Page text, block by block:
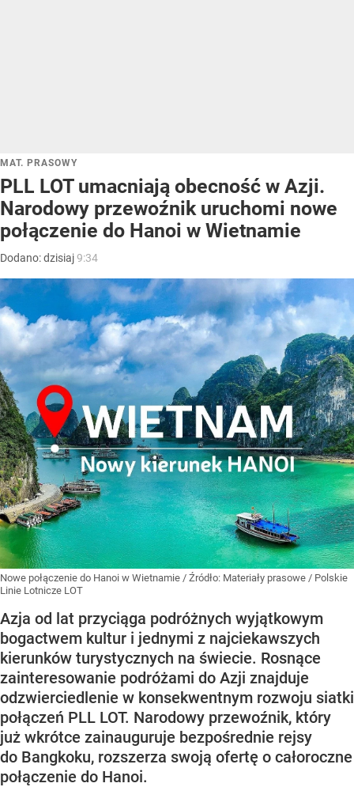
MAT. PRASOWY
PLL LOT umacniają obecność w Azji.
Narodowy przewoźnik uruchomi nowe
połączenie do Hanoi w Wietnamie
Dodano:dzisiaj9:34
Nowe połączenie do Hanoi w Wietnamie / Źródło: Materiały prasowe / Polskie
Linie Lotnicze LOT
Azja od lat przyciąga podróżnych wyjątkowym
bogactwem kultur i jednymi z najciekawszych
kierunków turystycznych na świecie. Rosnące
zainteresowanie podróżami do Azji znajduje
odzwierciedlenie w konsekwentnym rozwoju siatki
połączeń PLL LOT. Narodowy przewoźnik, który
już wkrótce zainauguruje bezpośrednie rejsy
do Bangkoku, rozszerza swoją ofertę o całoroczne
połączenie do Hanoi.